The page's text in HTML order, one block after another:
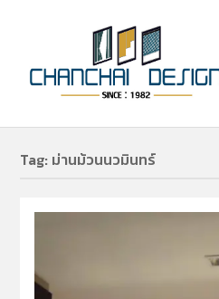
Tag: ม่านม้วนนวมินทร์